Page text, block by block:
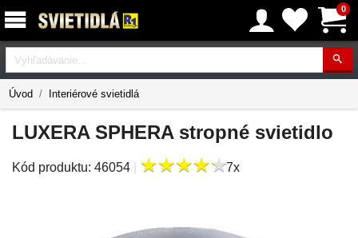
0
Vyhľadávanie
Úvod Interiérové svietidlá
LUXERA SPHERA stropné svietidlo
Kód produktu: 46054 ★★★★★
★★★★★7x